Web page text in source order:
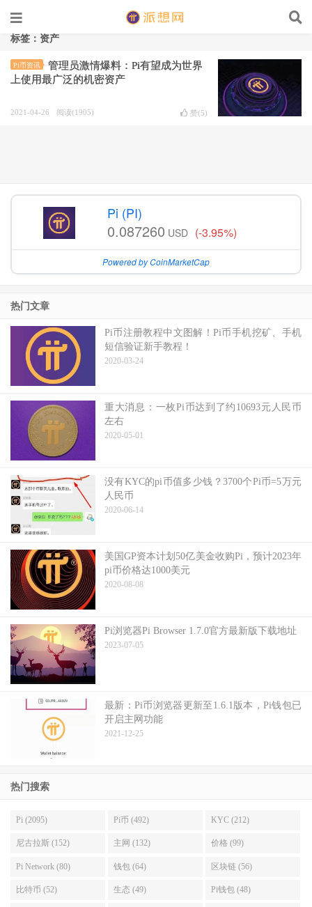
标签：资产
Pi币资讯
管理员激情爆料：Pi有望成为世界
上使用最广泛的机密资产
2021-04-26 阅读(1905) 赞(5)
Pi (PI)
0.087260 USD (-3.95%)
Powered by CoinMarketCap
热门文章
Pi币注册教程中文图解！Pi币手机挖矿、手机
短信验证新手教程！
2020-03-24
重大消息：一枚Pi币达到了约10693元人民币
左右
2020-05-01
没有KYC的pi币值多少钱？3700个Pi币=5万元
人民币
2020-06-14
美国GP资本计划50亿美金收购Pi，预计2023年
pi币价格达1000美元
2020-08-08
Pi浏览器Pi Browser 1.7.0官方最新版下载地址
2023-07-05
最新：Pi币浏览器更新至1.6.1版本，Pi钱包已
开启主网功能
2021-12-25
热门搜索
Pi (2095) Pi币 (492) KYC (212)
尼古拉斯 (152) 主网 (132) 价格 (99)
Pi Network (80) 钱包 (64) 区块链 (56)
比特币 (52) 生态 (49) Pi钱包 (48)